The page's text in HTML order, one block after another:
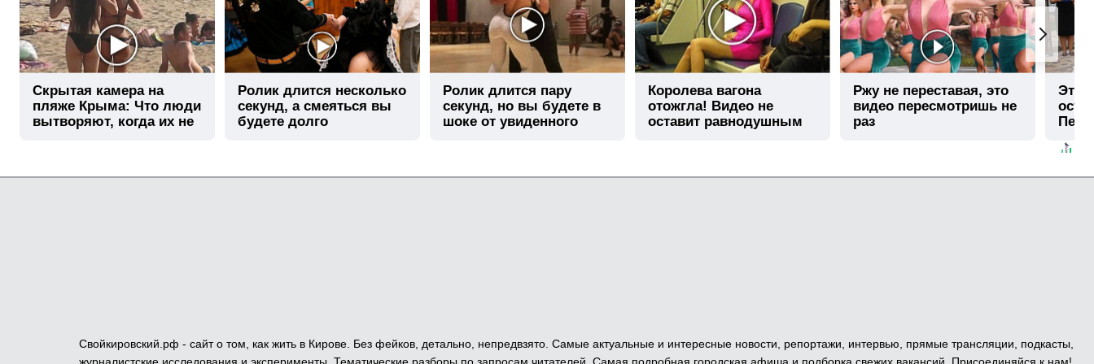
Скрытая камера на
пляже Крыма: Что люди
вытворяют, когда их не
Ролик длится несколько
секунд, а смеяться вы
будете долго
Ролик длится пару
секунд, но вы будете в
шоке от увиденного
Королева вагона
отожгла! Видео не
оставит равнодушным
Ржу не переставая, это
видео пересмотришь не
раз
Этот
Свойкировский.рф - сайт о том, как жить в Кирове. Без фейков, детально, непредвзято. Самые актуальные и интересные новости, репортажи, интервью, прямые трансляции, подкасты,